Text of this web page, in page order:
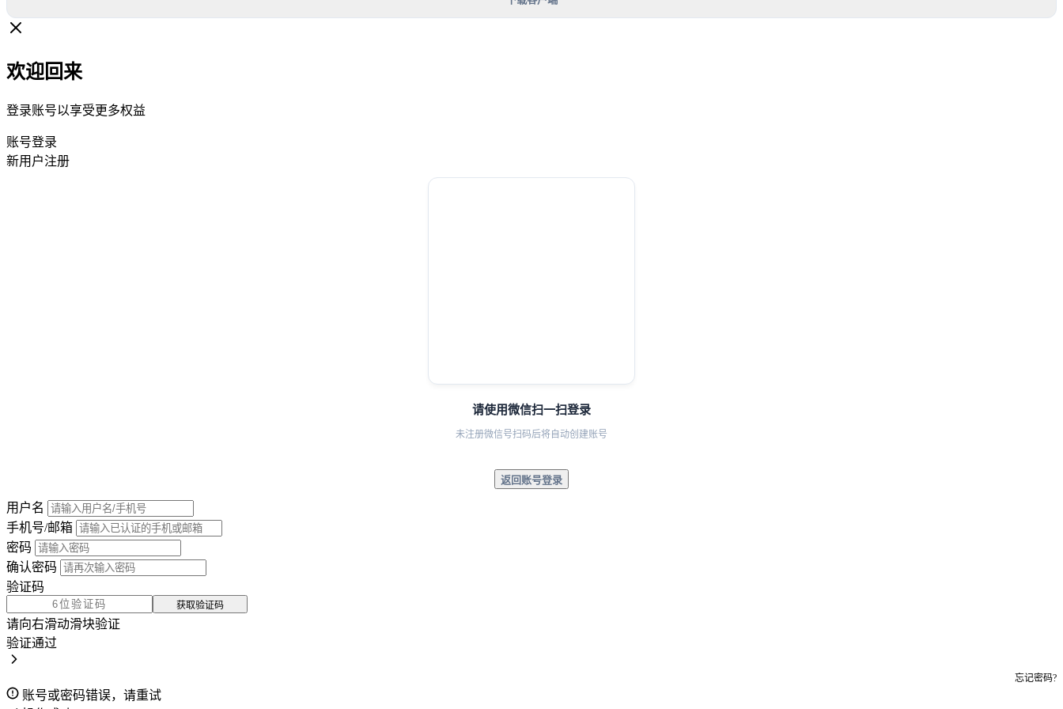
欢迎回来
登录账号以享受更多权益
账号登录
新用户注册
请使用微信扫一扫登录
未注册微信号扫码后将自动创建账号
返回账号登录
用户名
手机号/邮箱
密码
确认密码
验证码
获取验证码
请向右滑动滑块验证
验证通过
忘记密码?
账号或密码错误，请重试